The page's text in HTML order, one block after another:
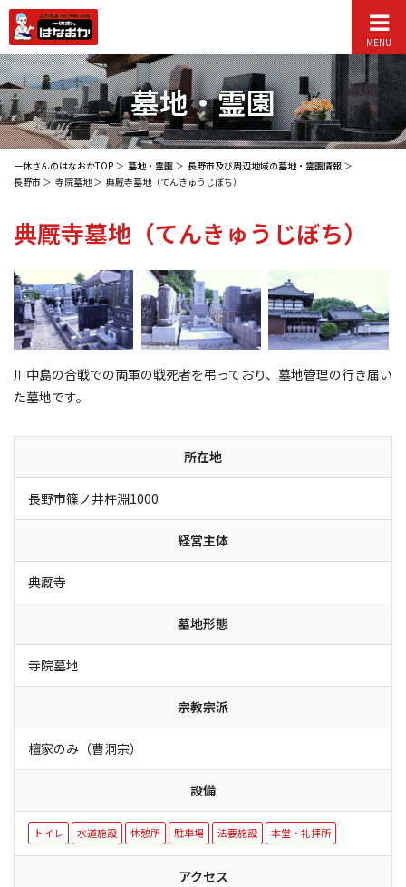
MENU
墓地・霊園
一休さんのはなおかTOP 墓地・霊園
長野市及び周辺地域の墓地・霊園情報
長野市
寺院墓地 典厩寺墓地（てんきゅうじぼち）
典厩寺墓地 （てんきゅうじぼち）
川中島の合戦での両軍の戦死者を弔っており、墓地管理の行き届い
た墓地です。
所在地
長野市篠ノ井杵淵1000
経営主体
典厩寺
墓地形態
寺院墓地
宗教宗派
檀家のみ（曹洞宗）
設備
トイレ 水道施設 休憩所 駐車場 法要施設 本堂・礼拝所
アクセス